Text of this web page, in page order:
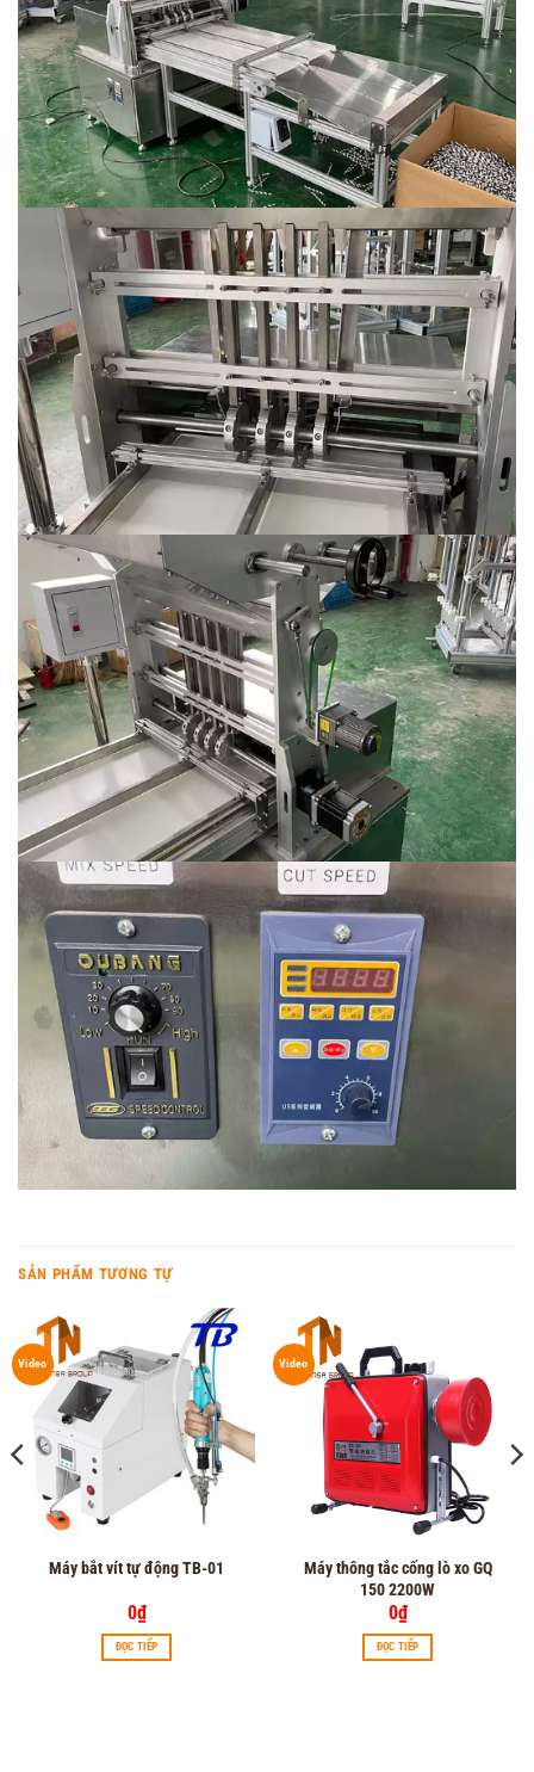
SẢN PHẨM TƯƠNG TỰ
Video
Máy bắt vít tự động TB-01
0₫
ĐỌC TIẾP
Video
Máy thông tắc cống lò xo GQ
150 2200W
0₫
ĐỌC TIẾP